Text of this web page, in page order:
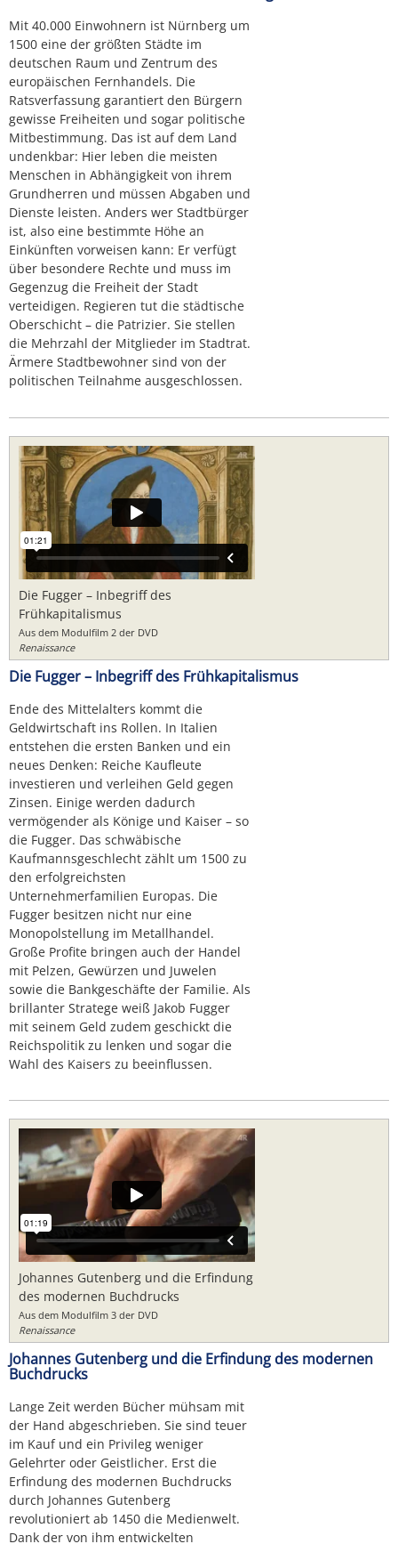
Mit 40.000 Einwohnern ist Nürnberg um
1500 eine der größten Städte im
deutschen Raum und Zentrum des
europäischen Fernhandels. Die
Ratsverfassung garantiert den Bürgern
gewisse Freiheiten und sogar politische
Mitbestimmung. Das ist auf dem Land
undenkbar: Hier leben die meisten
Menschen in Abhängigkeit von ihrem
Grundherren und müssen Abgaben und
Dienste leisten. Anders wer Stadtbürger
ist, also eine bestimmte Höhe an
Einkünften vorweisen kann: Er verfügt
über besondere Rechte und muss im
Gegenzug die Freiheit der Stadt
verteidigen. Regieren tut die städtische
Oberschicht – die Patrizier. Sie stellen
die Mehrzahl der Mitglieder im Stadtrat.
Ärmere Stadtbewohner sind von der
politischen Teilnahme ausgeschlossen.
Die Fugger – Inbegriff des
Frühkapitalismus
Aus dem Modulfilm 2 der DVD
Renaissance
Die Fugger – Inbegriff des Frühkapitalismus
Ende des Mittelalters kommt die
Geldwirtschaft ins Rollen. In Italien
entstehen die ersten Banken und ein
neues Denken: Reiche Kaufleute
investieren und verleihen Geld gegen
Zinsen. Einige werden dadurch
vermögender als Könige und Kaiser – so
die Fugger. Das schwäbische
Kaufmannsgeschlecht zählt um 1500 zu
den erfolgreichsten
Unternehmerfamilien Europas. Die
Fugger besitzen nicht nur eine
Monopolstellung im Metallhandel.
Große Profite bringen auch der Handel
mit Pelzen, Gewürzen und Juwelen
sowie die Bankgeschäfte der Familie. Als
brillanter Stratege weiß Jakob Fugger
mit seinem Geld zudem geschickt die
Reichspolitik zu lenken und sogar die
Wahl des Kaisers zu beeinflussen.
Johannes Gutenberg und die Erfindung
des modernen Buchdrucks
Aus dem Modulfilm 3 der DVD
Renaissance
Johannes Gutenberg und die Erfindung des modernen
Buchdrucks
Lange Zeit werden Bücher mühsam mit
der Hand abgeschrieben. Sie sind teuer
im Kauf und ein Privileg weniger
Gelehrter oder Geistlicher. Erst die
Erfindung des modernen Buchdrucks
durch Johannes Gutenberg
revolutioniert ab 1450 die Medienwelt.
Dank der von ihm entwickelten